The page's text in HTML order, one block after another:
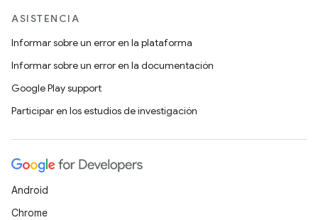
ASISTENCIA
Informar sobre un error en la plataforma
Informar sobre un error en la documentación
Google Play support
Participar en los estudios de investigación
Android
Chrome